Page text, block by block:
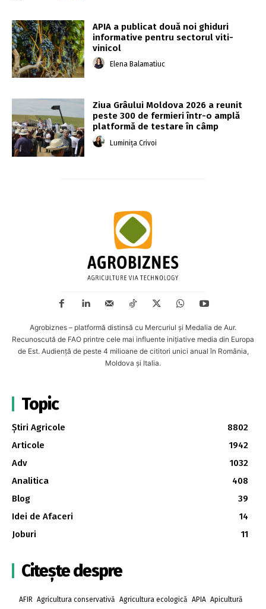
APIA a publicat două noi ghiduri
informative pentru sectorul viti-
vinicol
Elena Balamatiuc
Ziua Grâului Moldova 2026 a reunit
peste 300 de fermieri într-o amplă
platformă de testare în câmp
Luminița Crivoi
Agrobiznes – platformă distinsă cu Mercuriul și Medalia de Aur.
Recunoscută de FAO printre cele mai influente inițiative media din Europa
de Est. Audiență de peste 4 milioane de cititori unici anual în România,
Moldova și Italia.
Topic
Știri Agricole
8802
Articole
1942
Adv
1032
Analitica
408
Blog
39
Idei de Afaceri
14
Joburi
11
Citește despre
AFIR Agricultura conservativă Agricultura ecologică APIA Apicultură